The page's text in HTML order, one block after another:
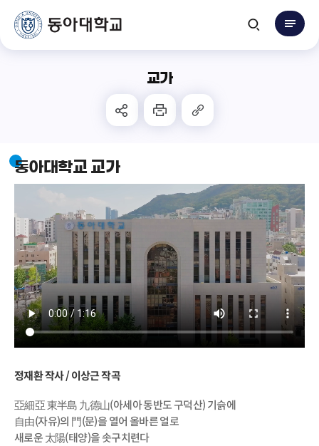
교가
동아대학교 교가
정재환 작사 / 이상근 작곡
亞細亞 東半島 九德山(아세아 동반도 구덕산) 기슭에
自由(자유)의 門(문)을 열어 올바른 얼로
새로운 太陽(태양)을 솟구치련다